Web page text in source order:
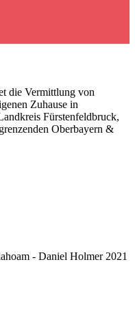
die Vermittlung von
Zuhause in
Fürstenfeldbruck,
Oberbayern &
- Daniel Holmer 2021